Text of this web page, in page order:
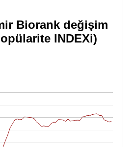
Biorank değişim
INDEXi)